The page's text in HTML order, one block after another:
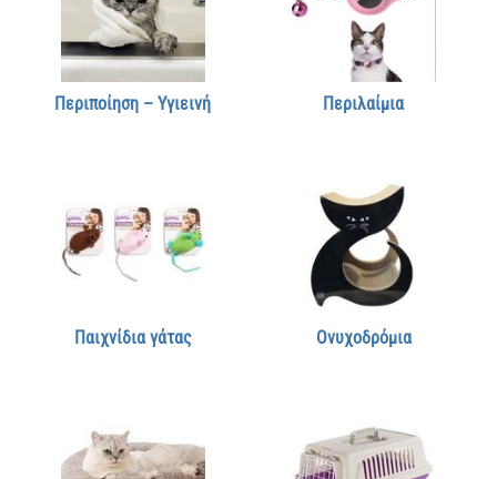
Περιποίηση – Υγιεινή Περιλαίμια
Παιχνίδια γάτας Ονυχοδρόμια